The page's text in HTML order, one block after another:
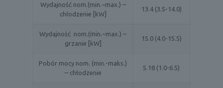
Wydajność nom.(min.~max.) –
chłodzenie [kW]
13.4 (3.5-14.0)
Wydajność nom.(min.~max.) –
grzanie [kW]
15.0 (4.0-15.5)
Pobór mocy nom. (min.-maks.)
– chłodzenie
5.18 (1.0-6.5)